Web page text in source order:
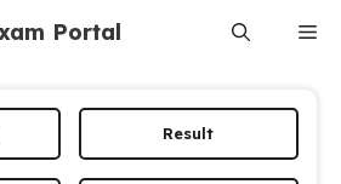
Portal
Result